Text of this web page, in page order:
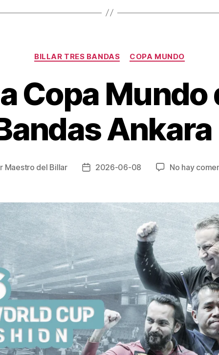
Categorías
BILLAR TRES BANDAS COPA MUNDO
Copa Mundo
Maestro del Billar
Fecha
entrada
2026-06-08 No hay